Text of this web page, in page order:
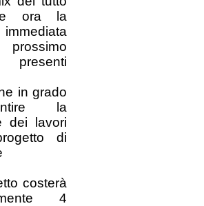
e ora la
in grado
la
dei lavori
di
costerà
4